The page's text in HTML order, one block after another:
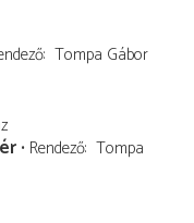
Tompa Gábor
Rendező Tompa